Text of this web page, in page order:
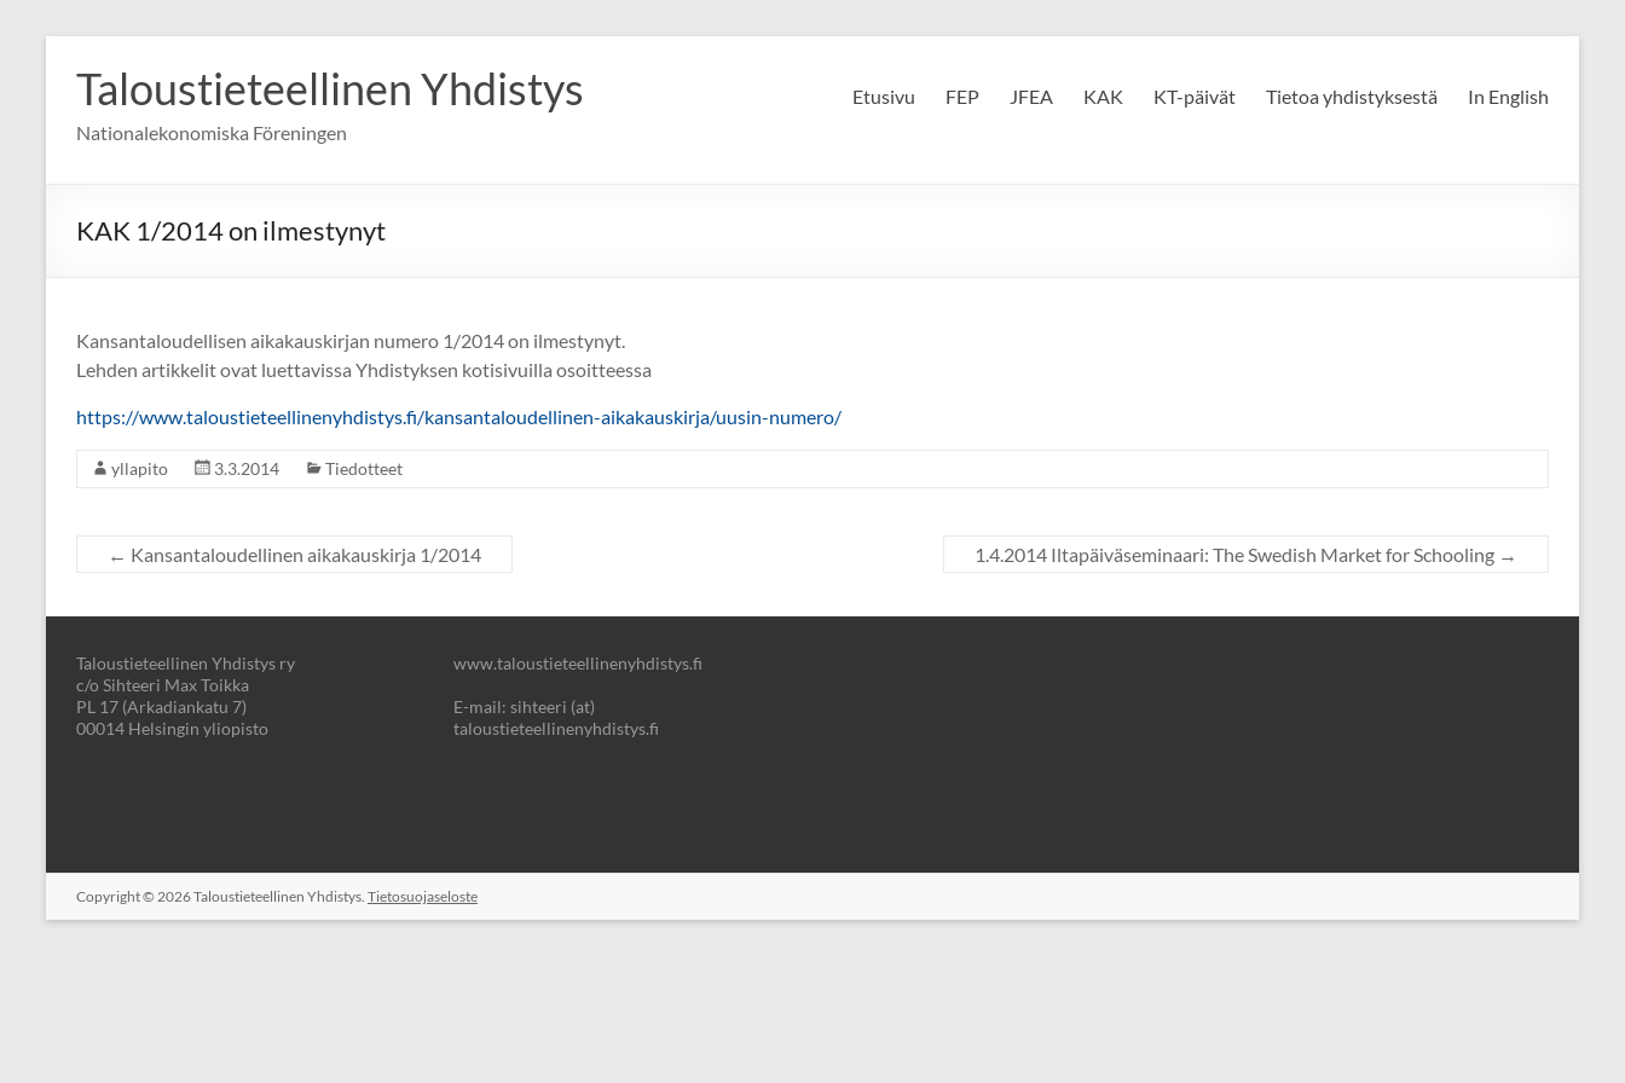
content
Taloustieteellinen Yhdistys
Nationalekonomiska Föreningen
Etusivu FEP JFEA KAK KT-päivät Tietoa yhdistyksestä In English
KAK 1/2014 on ilmestynyt
Kansantaloudellisen aikakauskirjan numero 1/2014 on ilmestynyt.
Lehden artikkelit ovat luettavissa Yhdistyksen kotisivuilla osoitteessa
https://www.taloustieteellinenyhdistys.fi/kansantaloudellinen-aikakauskirja/uusin-numero/
yllapito 3.3.2014 Tiedotteet
← Kansantaloudellinen aikakauskirja 1/2014 1.4.2014 Iltapäiväseminaari: The Swedish Market for Schooling →
Taloustieteellinen Yhdistys ry
c/o Sihteeri Max Toikka
PL 17 (Arkadiankatu 7)
00014 Helsingin yliopisto
www.taloustieteellinenyhdistys.fi
E-mail: sihteeri (at)
taloustieteellinenyhdistys.fi
Copyright © 2026Taloustieteellinen Yhdistys. Tietosuojaseloste